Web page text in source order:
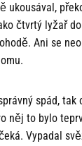
ukousával,
čtvrtý lyžař
Ani se
spád, tak
něj to bylo
Vypadal